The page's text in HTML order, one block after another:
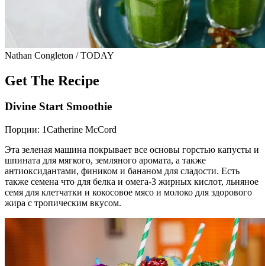
Nathan Congleton / TODAY
Get The Recipe
Divine Start Smoothie
Порции: 1Catherine McCord
Эта зеленая машина покрывает все основы горстью капусты и
шпината для мягкого, земляного аромата, а также
антиоксидантами, фиником и бананом для сладости. Есть
также семена что для белка и омега-3 жирных кислот, льняное
семя для клетчатки и кокосовое мясо и молоко для здорового
жира с тропическим вкусом.